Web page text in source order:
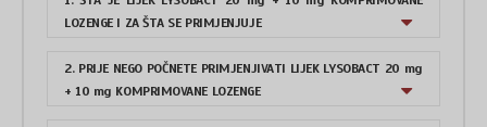
LOZENGE I ZA ŠTA SE PRIMJENJUJE
2. PRIJE NEGO POČNETE PRIMJENJIVATI LIJEK LYSOBACT 20 mg
+ 10 mg KOMPRIMOVANE LOZENGE